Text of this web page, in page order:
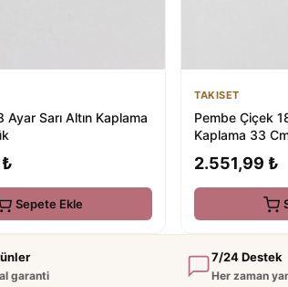
Ayar Sarı Altın Kaplama
Sepete Ekle
TAKISET
Pembe Çiçek
Kaplama 33
2.551,99 ₺
garanti
7/24 Destek
Her zaman